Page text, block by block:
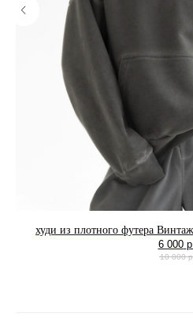
худи из плотного футера
6 000 р.
10 000